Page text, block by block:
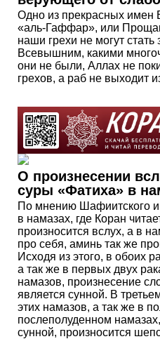
Одно из прекрасных имен
«аль-Гаффар», или
наши грехи не могут
Всевышним, какими
они не были, Аллах не
грехов, а раб не выходит
О произнесении
суры «Фатиха» в
По мнению Шафиитского и
в намазах, где Коран
произносится вслух, а в
про себя, аминь так же
Исходя из этого, в обоих
а так же в первых двух
намазов, произнесение
является сунной. В
этих намазов, а так же в
послеполуденном
сунной, произносится